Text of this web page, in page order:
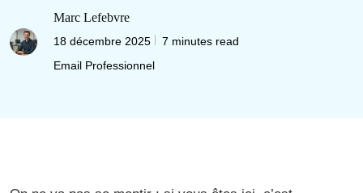
Marc Lefebvre
18 décembre 2025
7 minutes read
Email Professionnel